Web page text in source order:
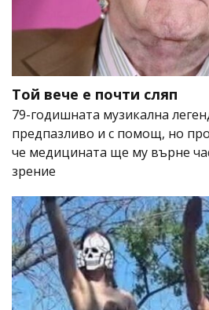
Той вече е почти сляп
79-годишната музикална
предпазливо и с помощ, но
че медицината ще му върне
зрение